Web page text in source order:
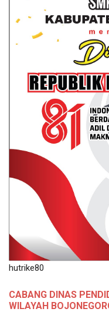
hutrike80
CABANG DINAS
WILAYAH